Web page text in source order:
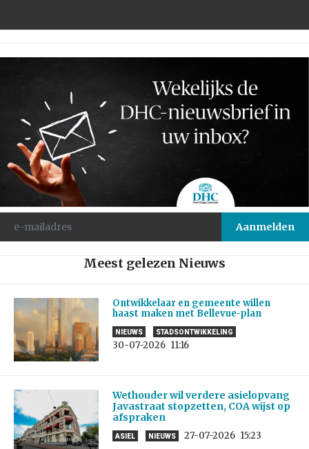
Meest gelezen Nieuws
Ontwikkelaar en gemeente willen
haast maken met Bellevue-plan
NIEUWS STADSONTWIKKELING
30-07-2026 11:16
Wethouder wil verdere asielopvang
Javastraat stopzetten, COA wijst op
afspraken
ASIEL NIEUWS 27-07-2026 15:23